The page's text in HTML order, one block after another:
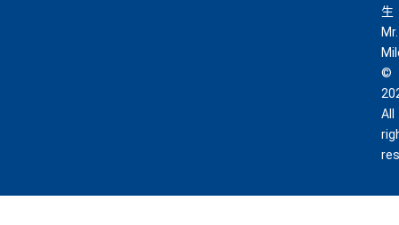
生
Mr.
©
All